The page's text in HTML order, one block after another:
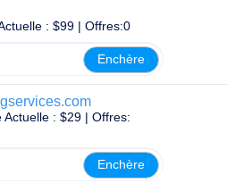
: $99 | Offres:0
Enchère
: $29 | Offres:
Enchère